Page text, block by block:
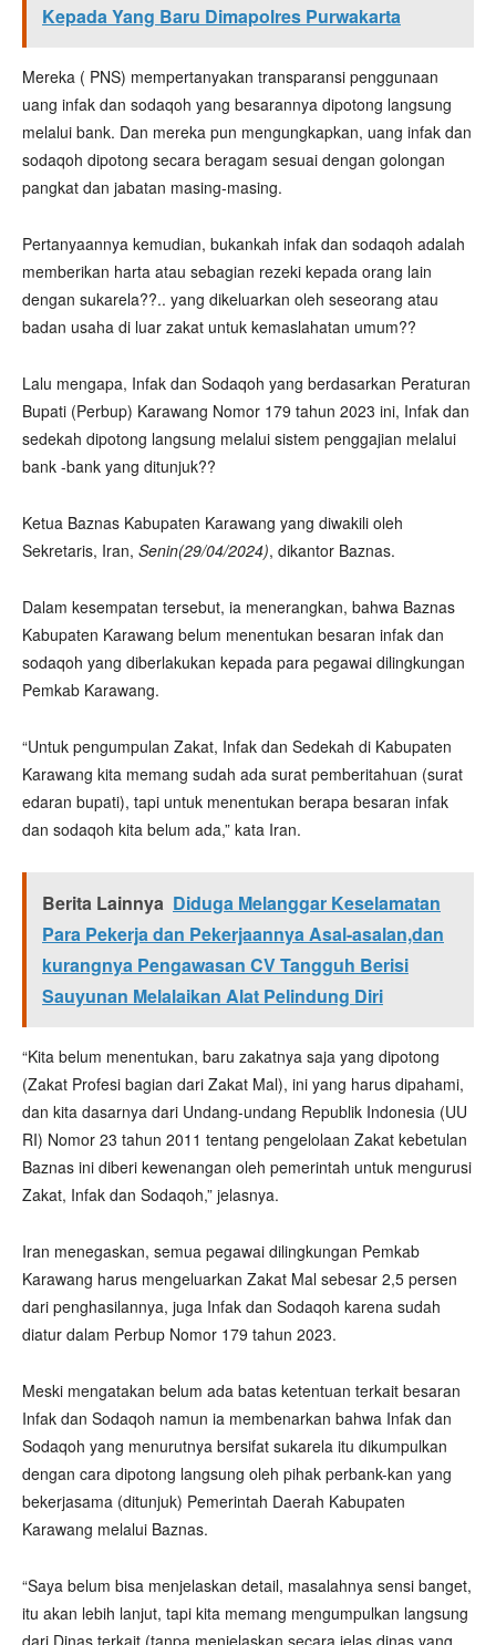
Kepada Yang Baru Dimapolres Purwakarta
Mereka ( PNS) mempertanyakan transparansi penggunaan
uang infak dan sodaqoh yang besarannya dipotong langsung
melalui bank. Dan mereka pun mengungkapkan, uang infak dan
sodaqoh dipotong secara beragam sesuai dengan golongan
pangkat dan jabatan masing-masing.
Pertanyaannya kemudian, bukankah infak dan sodaqoh adalah
memberikan harta atau sebagian rezeki kepada orang lain
dengan sukarela??.. yang dikeluarkan oleh seseorang atau
badan usaha di luar zakat untuk kemaslahatan umum??
Lalu mengapa, Infak dan Sodaqoh yang berdasarkan Peraturan
Bupati (Perbup) Karawang Nomor 179 tahun 2023 ini, Infak dan
sedekah dipotong langsung melalui sistem penggajian melalui
bank -bank yang ditunjuk??
Ketua Baznas Kabupaten Karawang yang diwakili oleh
Sekretaris, Iran, Senin(29/04/2024), dikantor Baznas.
Dalam kesempatan tersebut, ia menerangkan, bahwa Baznas
Kabupaten Karawang belum menentukan besaran infak dan
sodaqoh yang diberlakukan kepada para pegawai dilingkungan
Pemkab Karawang.
“Untuk pengumpulan Zakat, Infak dan Sedekah di Kabupaten
Karawang kita memang sudah ada surat pemberitahuan (surat
edaran bupati), tapi untuk menentukan berapa besaran infak
dan sodaqoh kita belum ada,” kata Iran.
Berita Lainnya Diduga Melanggar Keselamatan
Para Pekerja dan Pekerjaannya Asal-asalan,dan
kurangnya Pengawasan CV Tangguh Berisi
Sauyunan Melalaikan Alat Pelindung Diri
“Kita belum menentukan, baru zakatnya saja yang dipotong
(Zakat Profesi bagian dari Zakat Mal), ini yang harus dipahami,
dan kita dasarnya dari Undang-undang Republik Indonesia (UU
RI) Nomor 23 tahun 2011 tentang pengelolaan Zakat kebetulan
Baznas ini diberi kewenangan oleh pemerintah untuk mengurusi
Zakat, Infak dan Sodaqoh,” jelasnya.
Iran menegaskan, semua pegawai dilingkungan Pemkab
Karawang harus mengeluarkan Zakat Mal sebesar 2,5 persen
dari penghasilannya, juga Infak dan Sodaqoh karena sudah
diatur dalam Perbup Nomor 179 tahun 2023.
Meski mengatakan belum ada batas ketentuan terkait besaran
Infak dan Sodaqoh namun ia membenarkan bahwa Infak dan
Sodaqoh yang menurutnya bersifat sukarela itu dikumpulkan
dengan cara dipotong langsung oleh pihak perbank-kan yang
bekerjasama (ditunjuk) Pemerintah Daerah Kabupaten
Karawang melalui Baznas.
“Saya belum bisa menjelaskan detail, masalahnya sensi banget,
itu akan lebih lanjut, tapi kita memang mengumpulkan langsung